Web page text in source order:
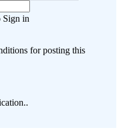
Sign in
for posting this